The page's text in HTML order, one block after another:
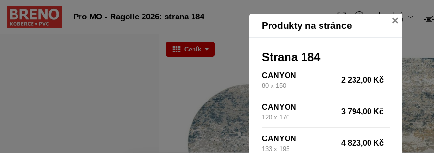
Produkty na stránce ×
Strana 184
CANYON
80 x 150
2 232,00 Kč
CANYON
120 x 170
3 794,00 Kč
CANYON
133 x 195
4 823,00 Kč
Pro MO - Ragolle 2026: strana 184
Ceník